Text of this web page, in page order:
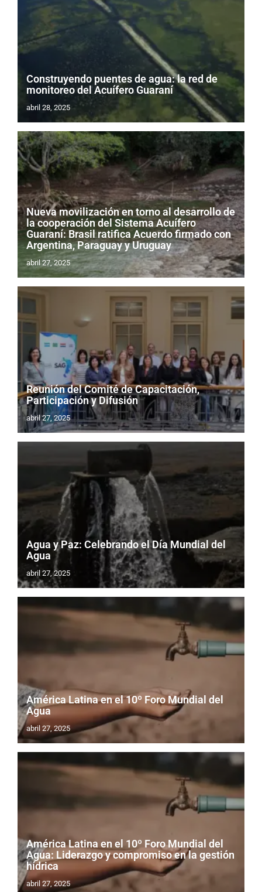
Construyendo puentes de agua: la red de
monitoreo del Acuífero Guaraní
abril 28, 2025
Nueva movilización en torno al desarrollo de
la cooperación del Sistema Acuífero
Guaraní: Brasil ratifica Acuerdo firmado con
Argentina, Paraguay y Uruguay
abril 27, 2025
Reunión del Comité de Capacitación,
Participación y Difusión
abril 27, 2025
Agua y Paz: Celebrando el Día Mundial del
Agua
abril 27, 2025
América Latina en el 10º Foro Mundial del
Agua
abril 27, 2025
América Latina en el 10º Foro Mundial del
Agua: Liderazgo y compromiso en la gestión
hídrica
abril 27, 2025